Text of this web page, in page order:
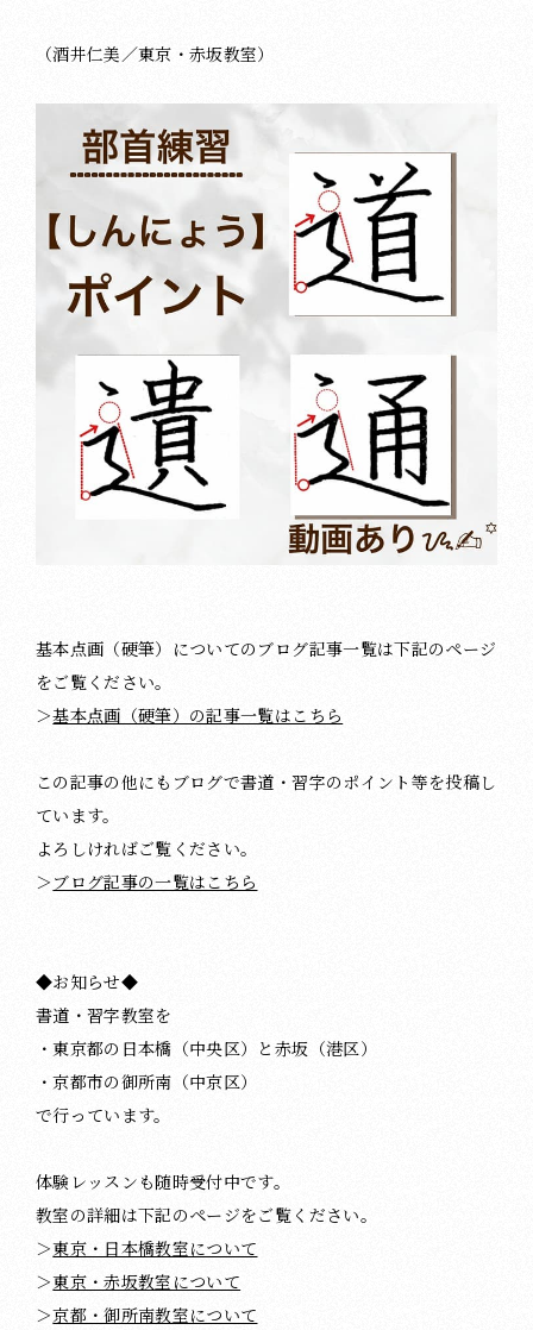
（酒井仁美／東京・赤坂教室）
基本点画（硬筆）についてのブログ記事一覧は下記のページ
をご覧ください。
＞基本点画（硬筆）の記事一覧はこちら
この記事の他にもブログで書道・習字のポイント等を投稿し
ています。
よろしければご覧ください。
＞ ブログ記事の一覧はこちら
◆お知らせ◆
書道・習字教室を
・東京都の日本橋（中央区）と赤坂（港区）
・京都市の御所南（中京区）
で行っています。
体験レッスンも随時受付中です。
教室の詳細は下記のページをご覧ください。
＞東京・日本橋教室について
＞東京・赤坂教室について
＞京都・御所南教室について